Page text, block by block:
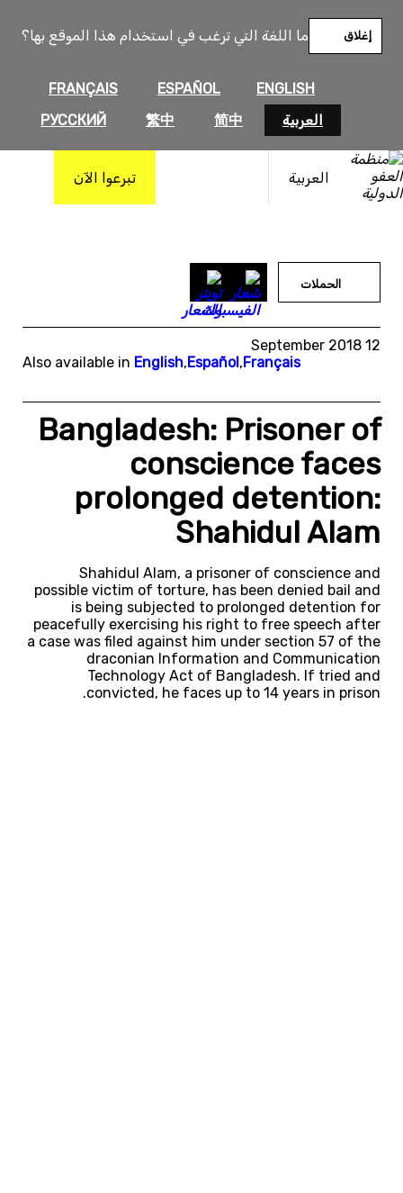
ما اللغة التي ترغب في استخدام هذا الموقع بها؟
ENGLISH
ESPAÑOL
FRANÇAIS
العربية
简中
繁中
РУССКИЙ
إغلاق
العربية تبرعوا الآن
المحتوى
الحملات
12 September 2018
Also available in English,Español,Français
Bangladesh: Prisoner of
conscience faces
prolonged detention:
Shahidul Alam
Shahidul Alam, a prisoner of conscience and
possible victim of torture, has been denied bail and
is being subjected to prolonged detention for
peacefully exercising his right to free speech after
a case was filed against him under section 57 of the
draconian Information and Communication
Technology Act of Bangladesh. If tried and
convicted, he faces up to 14 years in prison.